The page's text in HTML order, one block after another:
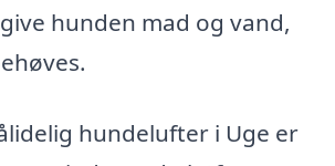
hunden mad og vand,
hundelufter i Uge er